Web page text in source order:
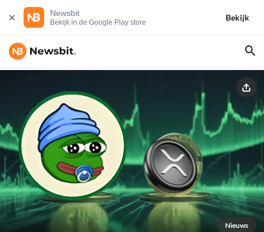
Newsbit
Bekijk in de Google Play store
Bekijk
Nieuws